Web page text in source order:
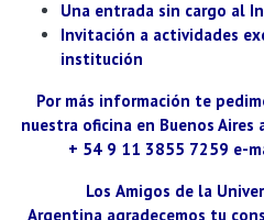
Una entrada sin cargo al
Invitación a actividades
institución
Por más información te
nuestra oficina en Buenos
+ 54 9 11 3855 7259 e-
Los Amigos de la
Argentinaagradecemos tu